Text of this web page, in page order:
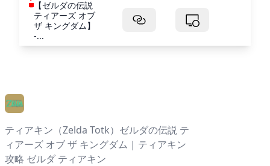
【ゼルダの伝説
ティアーズ オブ
ザ キングダム】
-...
ティアキン（Zelda Totk）ゼルダの伝説 テ
ィアーズ オブ ザ キングダム | ティアキン
攻略 ゼルダ ティアキン